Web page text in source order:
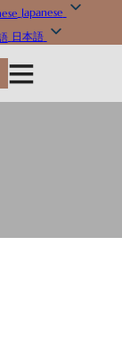
Japanese
日本語
トウェアセット